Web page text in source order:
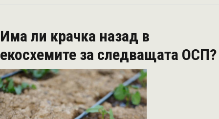
група
МЗХГ
ще
комуникира
с
бранша
Има ли крачка назад в
екосхемите за следващата ОСП?